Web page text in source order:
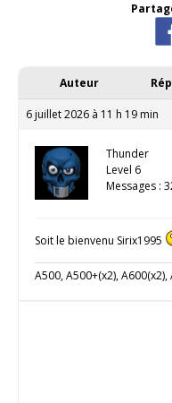
Auteur
6 juillet 2026 à 11 h 19 min
Thunder
Level 6
Messages :
Soit le bienvenu Sirix1995
A500, A500+(x2),